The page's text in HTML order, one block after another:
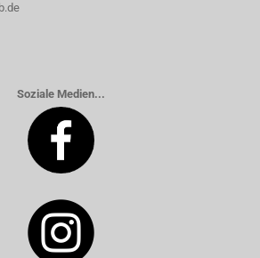
Soziale Medien...